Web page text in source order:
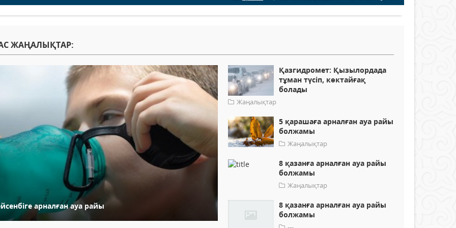
ЖАҢАЛЫҚТАР:
арналған ауа райы
Қазгидромет: Қызылордада
тұман түсіп, көктайғақ
болады
Жаңалықтар
5 қарашаға арналған ауа райы
болжамы
Жаңалықтар
8 қазанға арналған ауа райы
болжамы
Жаңалықтар
8 қазанға арналған ауа райы
болжамы